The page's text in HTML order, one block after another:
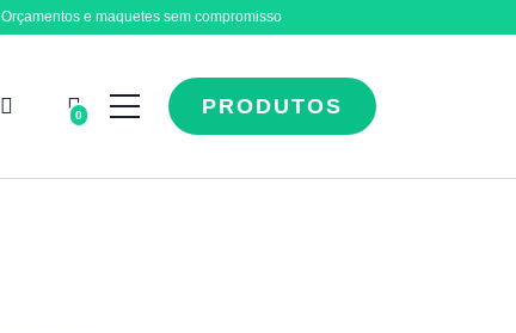
Orçamentos e maquetes sem compromisso
0 PRODUTOS